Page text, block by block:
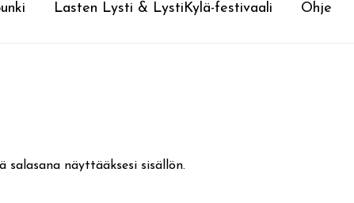
Lasten Lysti & LystiKylä-festivaali Ohje
salasana näyttääksesi sisällön.